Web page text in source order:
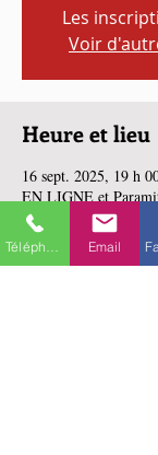
Les
Voir
Heure et lieu
16 sept. 2025, 19 h
EN LIGNE et
Jean, Québec, QC
Email